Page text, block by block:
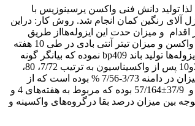
تولید دانش فنی واکسن یرسینوزیس با
آلای رنگین کمان انجام شد. روش کار: دراین
اقدام و میزان حدت این ایزوله‌هااز طریق
تزریق داخل صفاقی مطالعه گردید. در ادامه ماهیان با استفاده از آنتی ژن سلول کشته حادترین ایزوله‌های باکتریایی به روش حمام واکسینه شدند. سپس کارایی واکسن و میزان تیتر آنتی بادی در طی 10 هفته
پس از واکسیناسیون ارزیابی گردید. نتایج:‌ ‌نتایج حاصل از مطالعه فنوتایپینگ، سرولوژیک و مولکولی منجر به شناسایی 8 ایزوله یرسینیا راکری گردید وهمگی این ایزوله‌ها تولید باند‌ bp‌409 نموده که بیانگر گونه
یرسینیا راکری است. طی دوره بیماریزایی 3 ایزوله موجب تلفات بالای 50% و 5 ایزوله به میزان 16% شدند. میزان درصد بقای نسبی ‌(RPS)‌ طی هفته‌های2،‌4،6،8و10 پس از واکسیناسیون به ترتیب 7/72، 80،
80، 2/82 و 3/83 % بر آورد شد. به عبارت دیگر میزان درصد تلفات در گروه‌های واکسینه طی زمان مذکور در دامنه 20-10% بوده در حالی که در گروه شاهد این میزان در دامنه 3/73-7/56 % بوده است که از
تفاوت کاملاً معنی داری بـرخـوردار بـود (05/0p<‌.) نتایج تیتر آنتی بادی در گروه واکسینه نیز نشان داد که کمترین و بیشترین تیتر آنتی بادی به ترتیب برابر ‌50/4‌±32 و 37/9±57/164 بوده که مربوط به هفته‌های 4 و
بین میزان درصد بقا درگروه‌های واکسینه و